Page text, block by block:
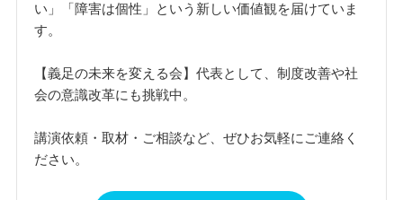
い」「障害は個性」という新しい価値観を届けていま
す。
【義足の未来を変える会】代表として、制度改善や社
会の意識改革にも挑戦中。
講演依頼・取材・ご相談など、ぜひお気軽にご連絡く
ださい。